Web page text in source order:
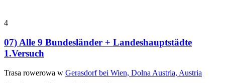
4
07) Alle 9 Bundesländer + Landeshauptstädte
1.Versuch
Trasa rowerowa w Gerasdorf bei Wien, Dolna Austria, Austria